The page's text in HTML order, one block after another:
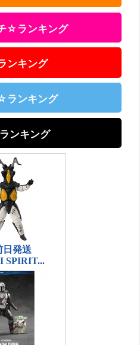
☆ランキング
ンキング
ンキング
ンキング